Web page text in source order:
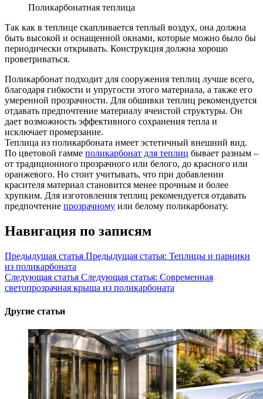
Поликарбонатная теплица
Так как в теплице скапливается теплый воздух, она должна
быть высокой и оснащенной окнами, которые можно было бы
периодически открывать. Конструкция должна хорошо
проветриваться.
Поликарбонат подходит для сооружения теплиц лучше всего,
благодаря гибкости и упругости этого материала, а также его
умеренной прозрачности. Для обшивки теплиц рекомендуется
отдавать предпочтение материалу ячеистой структуры. Он
дает возможность эффективного сохранения тепла и
исключает промерзание.
Теплица из поликарбоната имеет эстетичный внешний вид.
По цветовой гамме поликарбонат для теплиц бывает разным –
от традиционного прозрачного или белого, до красного или
оранжевого. Но стоит учитывать, что при добавлении
красителя материал становится менее прочным и более
хрупким. Для изготовления теплиц рекомендуется отдавать
предпочтение прозрачному или белому поликарбонату.
Навигация по записям
Предыдущая статья Предыдущая статья: Теплицы и парники
из поликарбоната
Следующая статья Следующая статья: Современная
светопрозрачная крыша из поликарбоната
Другие статьи